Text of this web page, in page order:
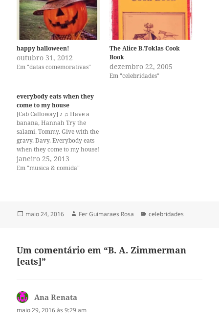
happy halloween!
outubro 31, 2012
Em "datas comemorativas"
The Alice B.Toklas Cook
Book
dezembro 22, 2005
Em "celebridades"
everybody eats when they
come to my house
[Cab Calloway] ♪ ♫ Have a
banana, Hannah Try the
salami, Tommy. Give with the
gravy, Davy. Everybody eats
when they come to my house!
♪ ♫ Have a tomato, Plato.
Here's cacciatore, Dorie.
janeiro 25, 2013
Em "musica & comida"
Publicado
maio 24, 2016 Autor
Fer Guimaraes Rosa Categorias
celebridades
Um comentário em “B. A. Zimmerman
[eats]”
Ana Renata
maio 29, 2016 às 9:29 am